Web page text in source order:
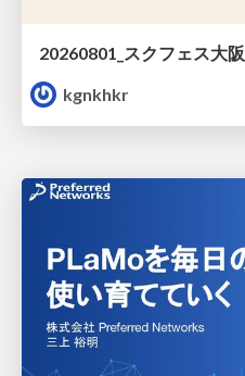
20260801_スクフェス大阪
kgnkhkr